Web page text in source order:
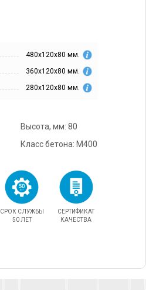
480х120х80 мм.
360х120х80 мм.
280х120х80 мм.
Высота, мм: 80
Класс бетона: М400
СРОК СЛУЖБЫ
50 ЛЕТ
СЕРТИФИКАТ
КАЧЕСТВА